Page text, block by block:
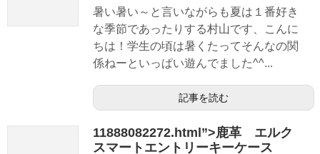
暑い暑い～と言いながらも夏は１番好き
な季節であったりする村山です、こんに
ちは！学生の頃は暑くたってそんなの関
係ねーといっぱい遊んでました^^...
記事を読む
11888082272.html”>鹿革 エルク
スマートエントリーキーケース